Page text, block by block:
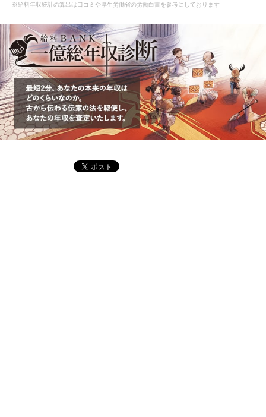
※給料年収統計の算出は口コミや厚生労働省の労働白書を参考にしております